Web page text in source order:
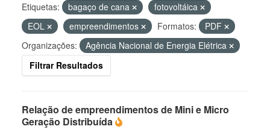
Etiquetas: bagaço de cana
fotovoltáica
EOL
empreendimentos Formatos:
PDF
Organizações:
Agência Nacional de Energia Elétrica
Filtrar Resultados
Relação de empreendimentos de Mini e Micro
Geração Distribuída